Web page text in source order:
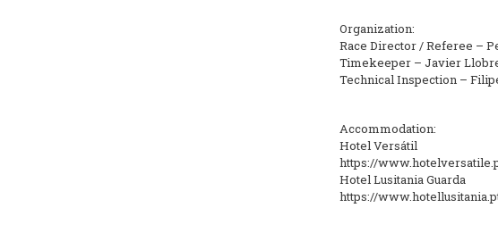
Organization:
Race Director / Referee –
Timekeeper – Javier
Technical Inspection –
Accommodation:
Hotel Versátil
https://
Hotel Lusitania Guarda
https://